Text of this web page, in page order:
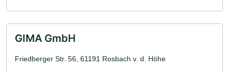
GIMA GmbH
Friedberger Str. 56, 61191 Rosbach v. d. Höhe